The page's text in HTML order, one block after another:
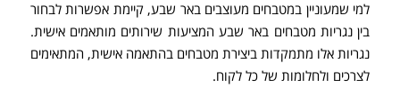
למי שמעוניין במטבחים מעוצבים באר שבע, קיימת אפשרות לבחור
בין נגריות מטבחים באר שבע המציעות שירותים מותאמים אישית.
נגריות אלו מתמקדות ביצירת מטבחים בהתאמה אישית, המתאימים
לצרכים ולחלומות של כל לקוח.